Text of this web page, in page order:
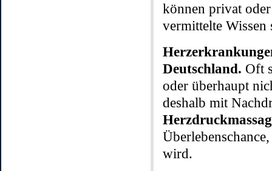
können privat
vermittelte Wissen
Deutschland. Oft
oder überhaupt
deshalb mit
wird.